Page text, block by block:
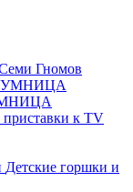
Гномов
к TV
Детские горшки и